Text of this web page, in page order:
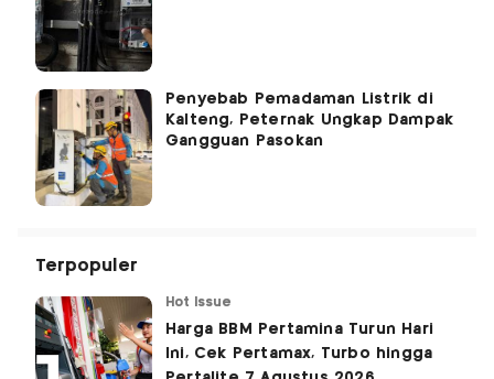
Penyebab Pemadaman Listrik di
Kalteng, Peternak Ungkap Dampak
Gangguan Pasokan
Terpopuler
Hot Issue
Harga BBM Pertamina Turun Hari
Ini, Cek Pertamax, Turbo hingga